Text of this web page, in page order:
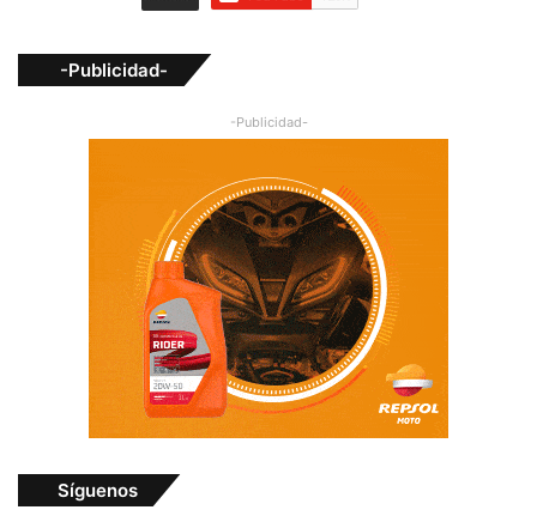
-Publicidad-
-Publicidad-
Síguenos